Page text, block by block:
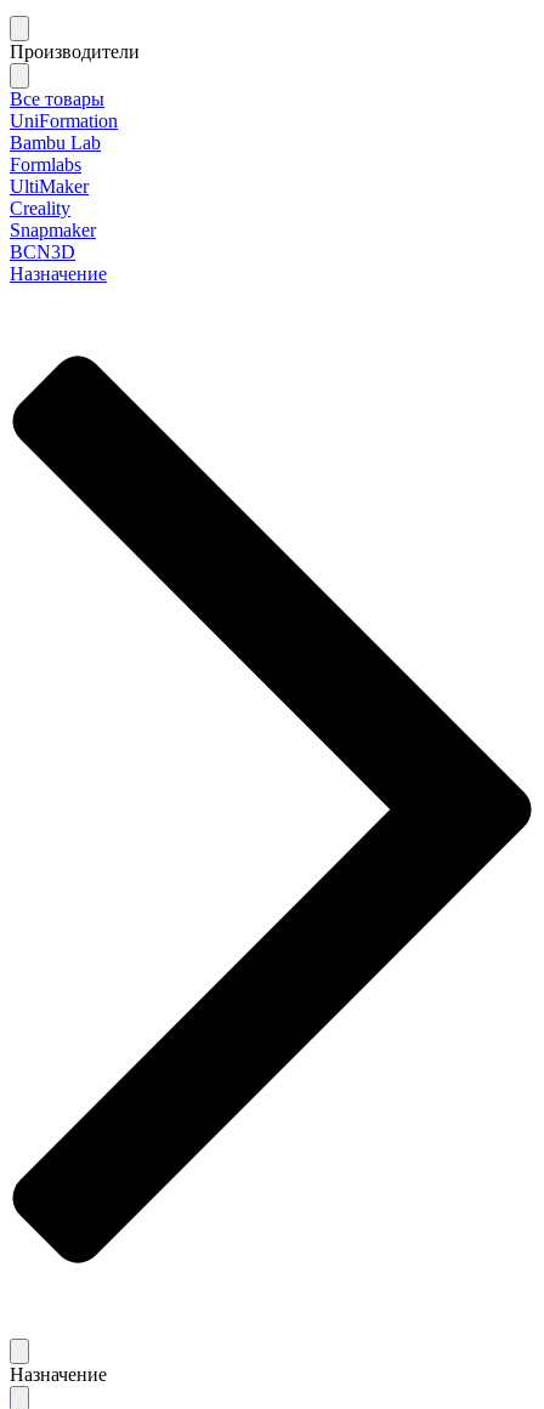
Производители
Все товары
UniFormation
Bambu Lab
Formlabs
UltiMaker
Creality
Snapmaker
BCN3D
Назначение
Назначение